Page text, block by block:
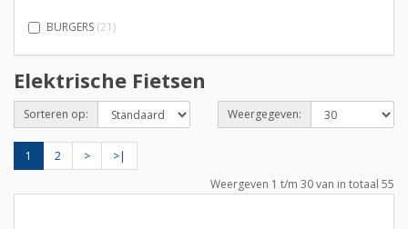
BURGERS (21)
Elektrische Fietsen
Sorteren op: Weergegeven:
1 2 >
>|
Weergeven 1 t/m 30 van in totaal 55